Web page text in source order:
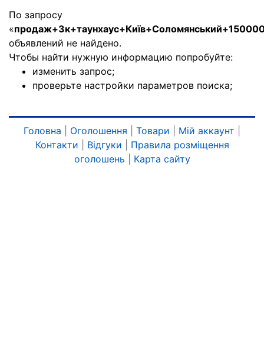
По запросу
«
объявлений не найдено.
Чтобы найти нужную информацию попробуйте:
изменить запрос;
проверьте настройки параметров поиска;
Головна Оголошення Товари Мій аккаунт
Контакти
Відгуки
Правила розміщення
оголошень
Карта сайту